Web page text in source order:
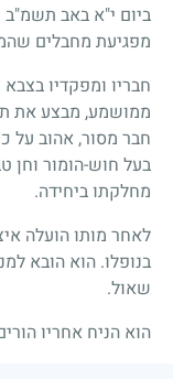
ביום י"א באב תשמ"ב
מפגיעת מחבלים
חבריו ומפקדיו בצבא
ממושמע, מבצע את
חבר מסור, אהוב על
בעל חוש-הומור וחן
מחלקתו ביחידה.
לאחר מותו הועלה
בנופלו. הוא הובא
שאול.
הוא הניח אחריו